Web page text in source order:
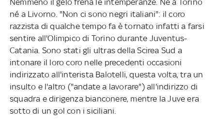
né a Livorno. "Non ci sono negri italiani": il coro
razzista di qualche tempo fa è tornato infatti a farsi
sentire all'Olimpico di Torino durante Juventus-
Catania. Sono stati gli ultras della Scirea Sud a
intonare il loro coro nelle precedenti occasioni
indirizzato all'interista Balotelli, questa volta, tra un
insulto e l'altro ("andate a lavorare") all'indirizzo di
squadra e dirigenza bianconere, mentre la Juve era
sotto di un gol con i siciliani.